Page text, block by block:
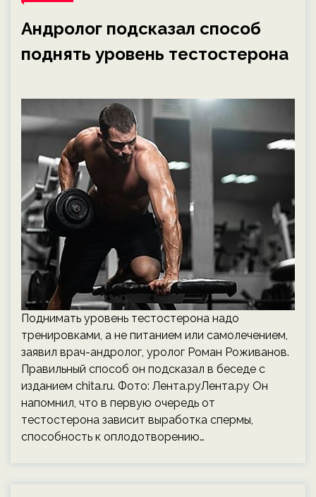
Андролог подсказал способ
поднять уровень тестостерона
Поднимать уровень тестостерона надо
тренировками, а не питанием или самолечением,
заявил врач-андролог, уролог Роман Роживанов.
Правильный способ он подсказал в беседе с
изданием chita.ru. Фото: Лента.руЛента.ру Он
напомнил, что в первую очередь от
тестостерона зависит выработка спермы,
способность к оплодотворению…